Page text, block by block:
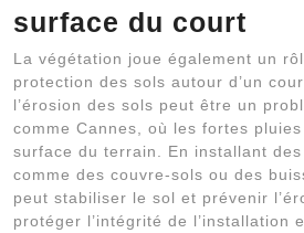
surface du court
La végétation joue également un
protection des sols autour d’un
l’érosion des sols peut être un
comme Cannes, où les fortes
surface du terrain. En installant des
comme des couvre-sols ou des
peut stabiliser le sol et prévenir
protéger l’intégrité de l’installation